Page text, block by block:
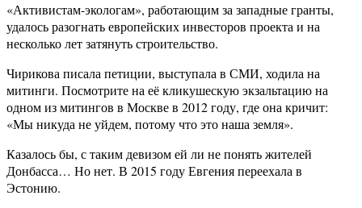
«Активистам-экологам», работающим за западные гранты,
удалось разогнать европейских инвесторов проекта и на
несколько лет затянуть строительство.
Чирикова писала петиции, выступала в СМИ, ходила на
митинги. Посмотрите на её кликушескую экзальтацию на
одном из митингов в Москве в 2012 году, где она кричит:
«Мы никуда не уйдем, потому что это наша земля».
Казалось бы, с таким девизом ей ли не понять жителей
Донбасса… Но нет. В 2015 году Евгения переехала в
Эстонию.